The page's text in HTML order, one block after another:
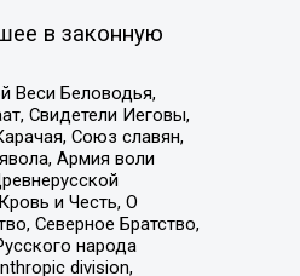
в законную
Веси Беловодья,
Свидетели Иеговы,
Союз славян,
Армия воли
и Честь, О
Северное Братство,
народа
division,